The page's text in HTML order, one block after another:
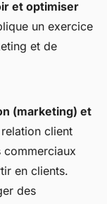
et optimiser
un exercice
et de
(marketing) et
client
commerciaux
en clients.
des